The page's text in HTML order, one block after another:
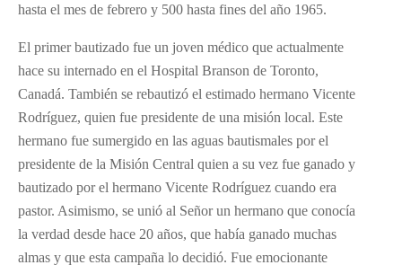
hasta el mes de febrero y 500 hasta fines del año 1965.
El primer bautizado fue un joven médico que actualmente
hace su internado en el Hospital Branson de Toronto,
Canadá. También se rebautizó el estimado hermano Vicente
Rodríguez, quien fue presidente de una misión local. Este
hermano fue sumergido en las aguas bautismales por el
presidente de la Misión Central quien a su vez fue ganado y
bautizado por el hermano Vicente Rodríguez cuando era
pastor. Asimismo, se unió al Señor un hermano que conocía
la verdad desde hace 20 años, que había ganado muchas
almas y que esta campaña lo decidió. Fue emocionante